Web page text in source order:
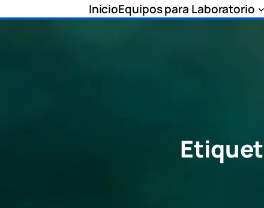
InicioEquipos para Laboratorio